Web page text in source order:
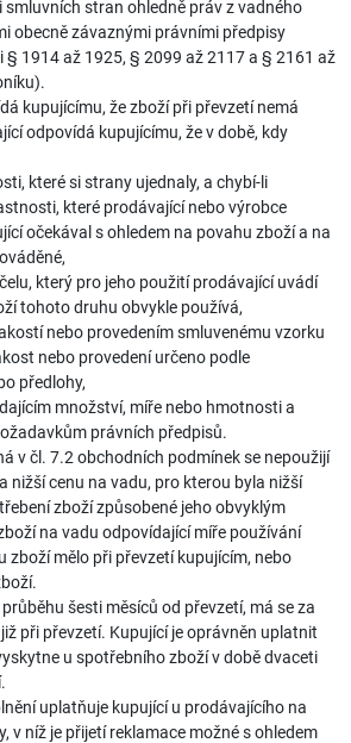
stran ohledně práv z vadného
obecně závaznými právními předpisy
§ 1914 až 1925, § 2099 až 2117 a § 2161 až
kupujícímu, že zboží při převzetí nemá
odpovídá kupujícímu, že v době, kdy
které si strany ujednaly, a chybí-li
které prodávající nebo výrobce
očekával s ohledem na povahu zboží a na
který pro jeho použití prodávající uvádí
tohoto druhu obvykle používá,
nebo provedením smluvenému vzorku
nebo provedení určeno podle
předlohy,
množství, míře nebo hmotnosti a
právních předpisů.
v čl. 7.2 obchodních podmínek se nepoužijí
nižší cenu na vadu, pro kterou byla nižší
zboží způsobené jeho obvyklým
na vadu odpovídající míře používání
zboží mělo při převzetí kupujícím, nebo
šesti měsíců od převzetí, má se za
při převzetí. Kupující je oprávněn uplatnit
u spotřebního zboží v době dvaceti
uplatňuje kupující u prodávajícího na
v níž je přijetí reklamace možné s ohledem